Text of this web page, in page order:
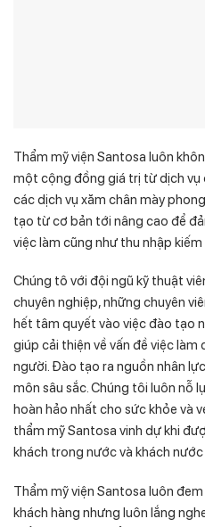
Thẩm mỹ viện Santosa luôn
một cộng đồng giá trị từ dịch vụ
các dịch vụ xăm chân mày
tạo từ cơ bản tới nâng cao để
việc làm cũng như thu nhập
Chúng tô với đội ngũ kỹ thuật
chuyên nghiệp, những chuyên
hết tâm quyết vào việc đào tạo
giúp cải thiện về vấn đề việc
người. Đào tạo ra nguồn nhân
môn sâu sắc. Chúng tôi luôn nỗ
hoàn hảo nhất cho sức khỏe và
thẩm mỹ Santosa vinh dự khi
khách trong nước và khách nước
Thẩm mỹ viện Santosa luôn
khách hàng nhưng luôn lắng